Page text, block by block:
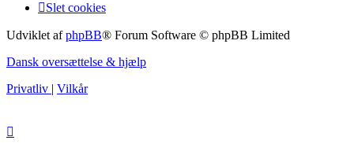
Slet cookies
Udviklet afphpBB® Forum Software © phpBB Limited
Dansk oversættelse & hjælp
Privatliv | Vilkår